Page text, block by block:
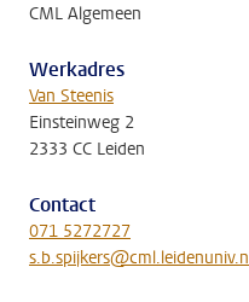
CML Algemeen
Werkadres
Van Steenis
Einsteinweg 2
2333 CC Leiden
Contact
071 5272727